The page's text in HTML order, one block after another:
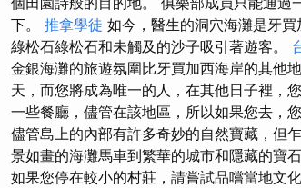
下。 推拿學徒 如今，醫生的洞穴海灘是牙
綠松石綠松石和未觸及的沙子吸引著遊客。
金銀海灘的旅遊氛圍比牙買加西海岸的其他
天，而您將成為唯一的人，在其他日子裡，
一些餐廳，儘管在該地區，所以如果您去，
儘管島上的內部有許多奇妙的自然寶藏，但
景如畫的海灘馬車到繁華的城市和隱藏的寶
如果您停在較小的村莊，請嘗試品嚐當地文